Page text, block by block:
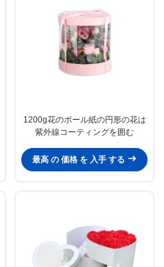
1200g花のボール紙の円形の花は
紫外線コーティングを囲む
最高 の 価格 を 入手 する